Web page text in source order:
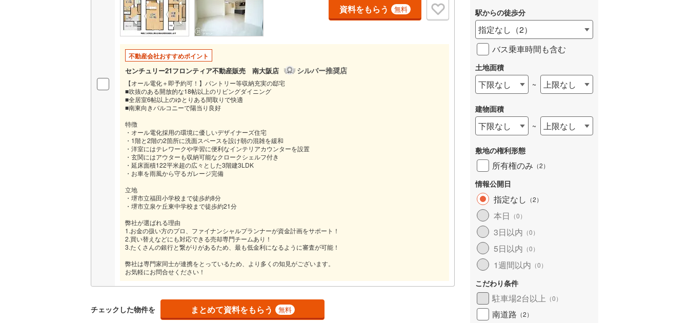
資料をもらう 無料
不動産会社おすすめポイント
センチュリー21フロンティア不動産販売 南大阪店 シルバー推奨店
【オール電化＋即予約可！】パントリー等収納充実の邸宅
■吹抜のある開放的な18帖以上のリビングダイニング
■全居室6帖以上のゆとりある間取りで快適
■南東向きバルコニーで陽当り良好
特徴
・オール電化採用の環境に優しいデザイナーズ住宅
・1階と2階の2箇所に洗面スペースを設け朝の混雑を緩和
・洋室にはテレワークや学習に便利なインテリアカウンターを設置
・玄関にはアウターも収納可能なクロークシェルフ付き
・延床面積122平米超の広々とした3階建3LDK
・お車を雨風から守るガレージ完備
立地
・堺市立福田小学校まで徒歩約8分
・堺市立泉ケ丘東中学校まで徒歩約21分
弊社が選ばれる理由
1.お金の扱い方のプロ、ファイナンシャルプランナーが資金計画をサポート！
2.買い替えなどにも対応できる売却専門チームあり！
3.たくさんの銀行と繋がりがあるため、最も低金利になるように審査が可能！
弊社は専門家同士が連携をとっているため、より多くの知見がございます。
お気軽にお問合せください！
チェックした物件を まとめて資料をもらう 無料
駅からの徒歩分
指定なし （2）
バス乗車時間も含む
土地面積
下限なし ~ 上限なし
建物面積
下限なし ~ 上限なし
敷地の権利形態
所有権のみ （2）
情報公開日
指定なし （2）
本日 （0）
3日以内 （0）
5日以内 （0）
1週間以内 （0）
こだわり条件
駐車場2台以上 （0）
南道路 （2）